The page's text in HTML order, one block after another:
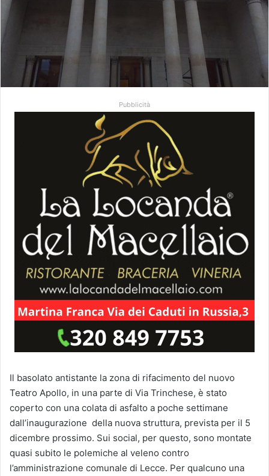
i
Pubblicità
Il basolato antistante la zona di rifacimento del nuovo
Teatro Apollo, in una parte di Via Trinchese, è stato
coperto con una colata di asfalto a poche settimane
dall’inaugurazione della nuova struttura, prevista per il 5
dicembre prossimo. Sui social, per questo, sono montate
quasi subito le polemiche al veleno contro
l’amministrazione comunale di Lecce. Per qualcuno una